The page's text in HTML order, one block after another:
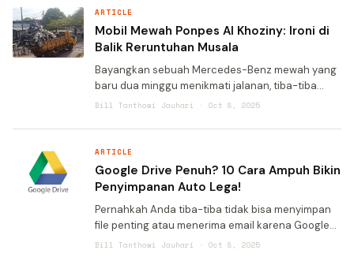
ARTICLE
Mobil Mewah Ponpes Al Khoziny: Ironi di
Balik Reruntuhan Musala
Bayangkan sebuah Mercedes-Benz mewah yang
baru dua minggu menikmati jalanan, tiba-tiba
harus berakhir sebagai besi tua yang hancur di
mencapai miliaran rupiah
Bill Tanthowi Jauhari · Oct 8, 2025
ARTICLE
Google Drive Penuh? 10 Cara Ampuh Bikin
Penyimpanan Auto Lega!
Pernahkah Anda tiba-tiba tidak bisa menyimpan
file penting atau menerima email karena Google
Drive penuh? Situasi yang menjengkelkan ini
Bill Tanthowi Jauhari · Oct 8, 2025